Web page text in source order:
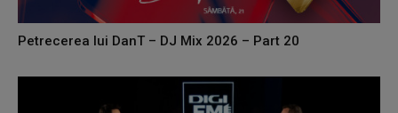
Petrecerea lui DanT – DJ Mix 2026 – Part 20